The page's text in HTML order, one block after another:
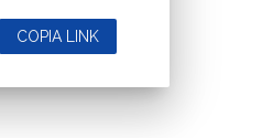
COPIA LINK